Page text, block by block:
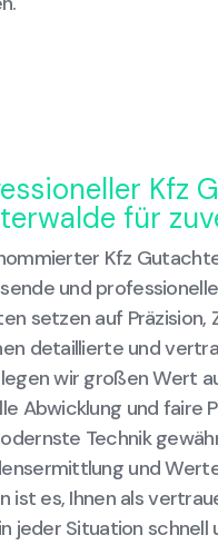
Kfz
für
Kfz
und
setzen auf
detaillierte und
wir großen Wert
Abwicklung und faire
Technik
und
ist es, Ihnen als
jeder Situation